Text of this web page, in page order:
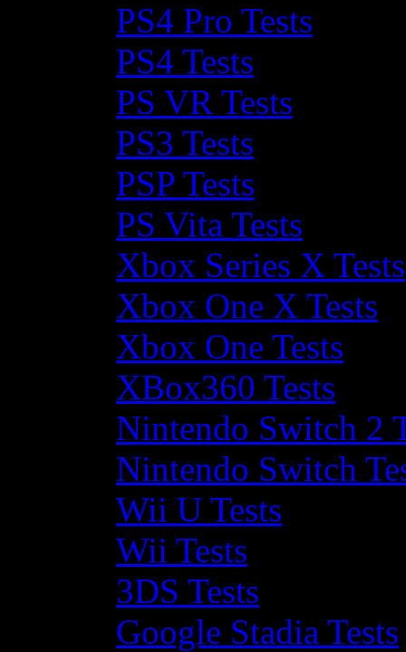
PS4 Pro Tests
PS4 Tests
PS VR Tests
PS3 Tests
PSP Tests
PS Vita Tests
Xbox Series X Tests
Xbox One X Tests
Xbox One Tests
XBox360 Tests
Nintendo Switch 2
Nintendo Switch
Wii U Tests
Wii Tests
3DS Tests
Google Stadia Tests